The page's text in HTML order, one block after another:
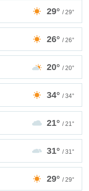
29° / 29°
26° / 26°
20° / 20°
34° / 34°
21° / 21°
31° / 31°
29° / 29°